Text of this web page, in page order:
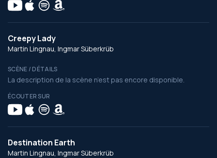
Creepy Lady
Martin Lingnau, Ingmar Süberkrüb
SCÈNE / DÉTAILS
La description de la scène n’est pas encore disponible.
ÉCOUTER SUR
Destination Earth
Martin Lingnau, Ingmar Süberkrüb